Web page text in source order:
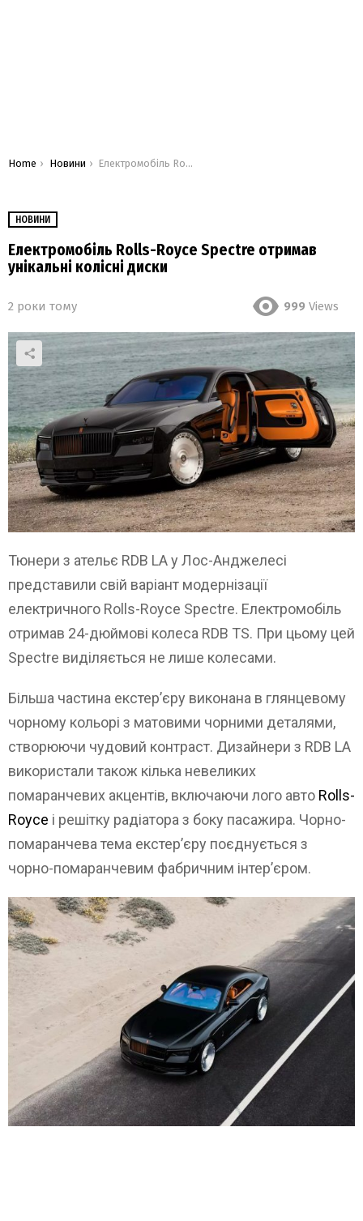
You are here:
Home Новини Електромобіль Rolls-Royce Spectre отримав унікальні колісні диски
НОВИНИ
Електромобіль Rolls-Royce Spectre отримав
унікальні колісні диски
2 роки тому 999 Views
Тюнери з ательє RDB LA у Лос-Анджелесі
представили свій варіант модернізації
електричного Rolls-Royce Spectre. Електромобіль
отримав 24-дюймові колеса RDB TS. При цьому цей
Spectre виділяється не лише колесами.
Більша частина екстер’єру виконана в глянцевому
чорному кольорі з матовими чорними деталями,
створюючи чудовий контраст. Дизайнери з RDB LA
використали також кілька невеликих
помаранчевих акцентів, включаючи лого авто Rolls-
Royce і решітку радіатора з боку пасажира. Чорно-
помаранчева тема екстер’єру поєднується з
чорно-помаранчевим фабричним інтер’єром.